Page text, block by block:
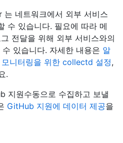
네트워크에서 외부 서비스
수 있습니다. 필요에 따라 메
전달을 위해 외부 서비스와의
있습니다. 자세한 내용은 알
모니터링을 위한 collectd 설정,
.
지원수동으로 수집하고 보낼
GitHub 지원에 데이터 제공을